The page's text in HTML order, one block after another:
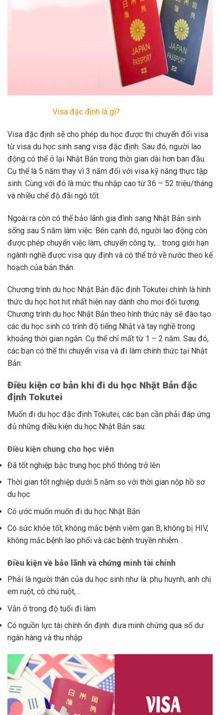
Visa đặc định là gì?
Visa đặc định sẽ cho phép du học được thi chuyển đổi visa
từ visa du học sinh sang visa đặc định. Sau đó, người lao
động có thể ở lại Nhật Bản trong thời gian dài hơn ban đầu.
Cụ thể là 5 năm thay vì 3 năm đối với visa kỹ năng thực tập
sinh. Cùng với đó là mức thu nhập cao từ 36 – 52 triệu/tháng
và nhiều chế độ đãi ngộ tốt.
Ngoài ra còn có thể bảo lãnh gia đình sang Nhật Bản sinh
sống sau 5 năm làm việc. Bên cạnh đó, người lao động còn
được phép chuyển việc làm, chuyển công ty,… trong giới hạn
ngành nghề được visa quy định và có thể trở về nước theo kế
hoạch của bản thân.
Chương trình du học Nhật Bản đặc định Tokutei chính là hình
thức du học hot hit nhất hiện nay dành cho mọi đối tượng.
Chương trình du học Nhật Bản theo hình thức này sẽ đào tạo
các du học sinh có trình độ tiếng Nhật và tay nghề trong
khoảng thời gian ngắn. Cụ thể chỉ mất từ 1 – 2 năm. Sau đó,
các bạn có thể thi chuyển visa và đi làm chính thức tại Nhật
Bản.
Điều kiện cơ bản khi đi du học Nhật Bản đặc
định Tokutei
Muốn đi du học đặc định Tokutei, các bạn cần phải đáp ứng
đủ những điều kiện du học Nhật Bản sau:
Điều kiện chung cho học viên
Đã tốt nghiệp bậc trung học phổ thông trở lên
Thời gian tốt nghiệp dưới 5 năm so với thời gian nộp hồ sơ
du học
Có ước muốn muốn đi du học Nhật Bản
Có sức khỏe tốt, không mắc bệnh viêm gan B, không bị HIV,
không mắc bệnh lao phổi và các bệnh truyền nhiễm…
Điều kiện về bảo lãnh và chứng minh tài chính
Phải là người thân của du học sinh như là: phụ huynh, anh chị
em ruột, cô chú ruột,…
Vẫn ở trong độ tuổi đi làm
Có nguồn lực tài chính ổn định: đưa minh chứng qua số dư
ngân hàng và thu nhập